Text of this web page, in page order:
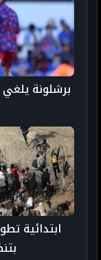
برشلونة
ابتدائية